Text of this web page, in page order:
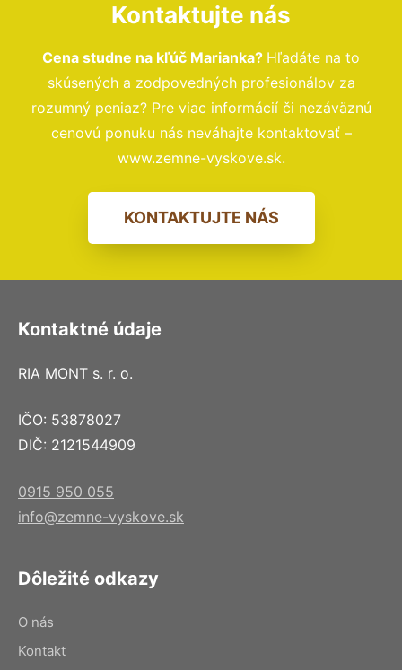
Kontaktujte nás
Cena studne na kľúč Marianka? Hľadáte na to
skúsených a zodpovedných profesionálov za
rozumný peniaz? Pre viac informácií či nezáväznú
cenovú ponuku nás neváhajte kontaktovať –
www.zemne-vyskove.sk.
KONTAKTUJTE NÁS
Kontaktné údaje
RIA MONT s. r. o.
IČO: 53878027
DIČ: 2121544909
0915 950 055
info@zemne-vyskove.sk
Dôležité odkazy
O nás
Kontakt